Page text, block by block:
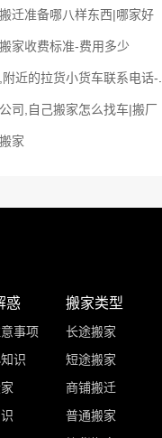
迁准备哪八样东西|哪家好
家收费标准-费用多少
广州搬家公
司,自己搬家怎么找车|搬厂
家
惑
事项
识
搬家类型
长途搬家
短途搬家
商铺搬迁
普通搬家